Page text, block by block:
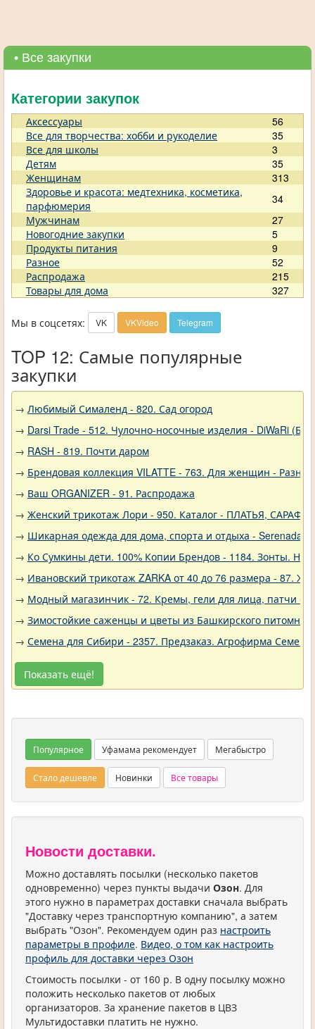
• Все закупки
Категории закупок
Аксессуары
56
Все для творчества: хобби и рукоделие
35
Все для школы
3
Детям
35
Женщинам
313
Здоровье и красота: медтехника, косметика,
парфюмерия
34
Мужчинам
27
Новогодние закупки
5
Продукты питания
9
Разное
52
Распродажа
215
Товары для дома
327
Мы в соцсетях: VK VKVideo Telegram
TOP 12: Самые популярные
закупки
→ Любимый Сималенд - 820. Сад огород
→ Darsi Trade - 512. Чулочно-носочные изделия - DiWaRi
→ RASH - 819. Почти даром
→ Брендовая коллекция VILATTE - 763. Для женщин - Разное
→ Ваш ORGANIZER - 91. Распродажа
→ Женский трикотаж Лори - 950. Каталог - ПЛАТЬЯ,
→ Шикарная одежда для дома, спорта и отдыха - Serenada -
→ Ко Сумкины дети. 100% Копии Брендов - 1184. Зонты.
→ Ивановский трикотаж ZARKA от 40 до 76 размера - 87.
→ Модный магазинчик - 72. Кремы, гели для лица, патчи
→ Зимостойкие саженцы и цветы из Башкирского
→ Семена для Сибири - 2357. Предзаказ. Агрофирма
Показать ещё!
Популярное Уфамама рекомендует Мегабыстро
Стало дешевле Новинки Все товары
Новости доставки.
Можно доставлять посылки (несколько пакетов
одновременно) через пункты выдачи Озон. Для
этого нужно в параметрах доставки сначала выбрать
"Доставку через транспортную компанию", а затем
выбрать "Озон". Рекомендуем один раз настроить
параметры в профиле. Видео, о том как настроить
профиль для доставки через Озон
Стоимость посылки - от 160 р. В одну посылку можно
положить несколько пакетов от любых
организаторов. За хранение пакетов в ЦВЗ
Мультидоставки платить не нужно.